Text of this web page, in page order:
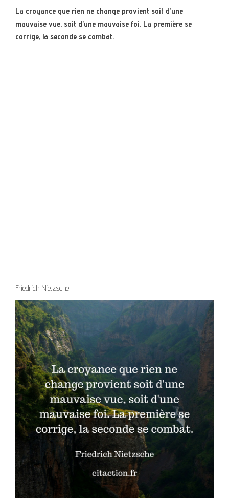
La croyance que rien ne change provient soit d’une
mauvaise vue, soit d’une mauvaise foi. La première se
corrige, la seconde se combat.
Friedrich Nietzsche